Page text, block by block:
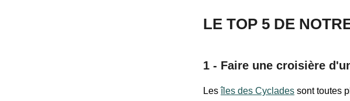
LE TOP 5 DE
1 - Faire une croisière
Lesîles des Cyclades sont toutes